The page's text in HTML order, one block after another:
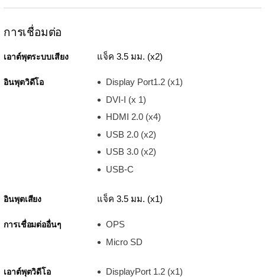
การเชื่อมต่อ
เอาต์พุตระบบเสียง แจ็ค 3.5 มม. (x2)
อินพุตวิดีโอ
Display Port1.2 (x1)
DVI-I (x 1)
HDMI 2.0 (x4)
USB 2.0 (x2)
USB 3.0 (x2)
USB-C
อินพุตเสียง แจ็ค 3.5 มม. (x1)
การเชื่อมต่ออื่นๆ
OPS
Micro SD
เอาต์พุตวิดีโอ
DisplayPort 1.2 (x1)